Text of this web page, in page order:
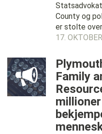
County og
er stolte over
17.
Family